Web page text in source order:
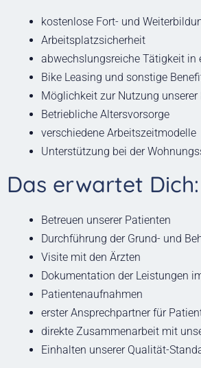
kostenlose Fort- und
Arbeitsplatzsicherheit
abwechslungsreiche Tätigkeit in
Bike Leasing und sonstige
Möglichkeit zur Nutzung unserer
Betriebliche Altersvorsorge
verschiedene Arbeitszeitmodelle
Unterstützung bei der
Das erwartet Dich:
Betreuen unserer Patienten
Durchführung der Grund- und
Visite mit den Ärzten
Dokumentation der Leistungen
Patientenaufnahmen
erster Ansprechpartner für
direkte Zusammenarbeit mit
Einhalten unserer Qualität-